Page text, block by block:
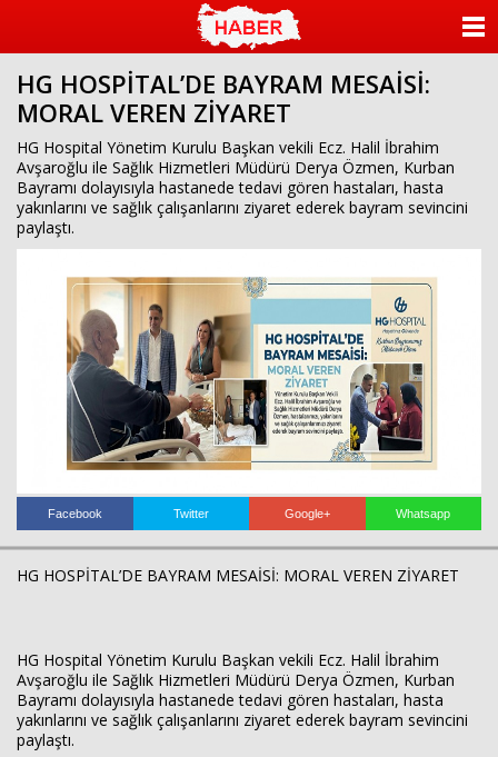
HG HOSPİTAL’DE BAYRAM MESAİSİ:
MORAL VEREN ZİYARET
HG Hospital Yönetim Kurulu Başkan vekili Ecz. Halil İbrahim
Avşaroğlu ile Sağlık Hizmetleri Müdürü Derya Özmen, Kurban
Bayramı dolayısıyla hastanede tedavi gören hastaları, hasta
yakınlarını ve sağlık çalışanlarını ziyaret ederek bayram sevincini
paylaştı.
Facebook Twitter Google+ Whatsapp
HG HOSPİTAL’DE BAYRAM MESAİSİ: MORAL VEREN ZİYARET
HG Hospital Yönetim Kurulu Başkan vekili Ecz. Halil İbrahim
Avşaroğlu ile Sağlık Hizmetleri Müdürü Derya Özmen, Kurban
Bayramı dolayısıyla hastanede tedavi gören hastaları, hasta
yakınlarını ve sağlık çalışanlarını ziyaret ederek bayram sevincini
paylaştı.
KATEGORİLER
ANKETLER
VİDEO GALERİ
KÜNYE
İLETİŞİM
Haberin Doğru Adresi.